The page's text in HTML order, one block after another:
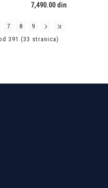
7,490.00 din
7 8
9
391 (33 stranica)